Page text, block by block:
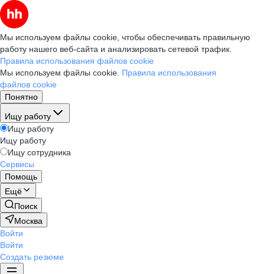
Мы используем файлы cookie, чтобы обеспечивать правильную
работу нашего веб-сайта и анализировать сетевой трафик.
Правила использования файлов cookie
Мы используем файлы cookie. Правила использования
файлов cookie
Понятно
Ищу работу
Ищу работу
Ищу работу
Ищу сотрудника
Сервисы
Помощь
Ещё
Поиск
Москва
Войти
Войти
Создать резюме